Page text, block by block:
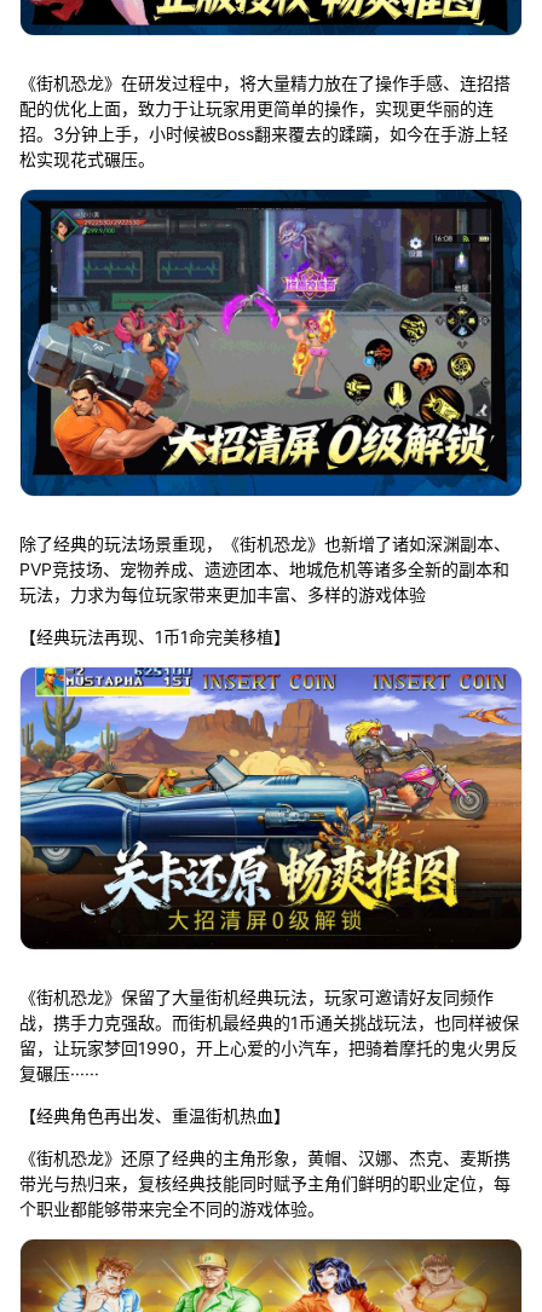
《街机恐龙》在研发过程中，将大量精力放在了操作手感、连招搭
配的优化上面，致力于让玩家用更简单的操作，实现更华丽的连
招。3分钟上手，小时候被Boss翻来覆去的蹂躏，如今在手游上轻
松实现花式碾压。
除了经典的玩法场景重现，《街机恐龙》也新增了诸如深渊副本、
PVP竞技场、宠物养成、遗迹团本、地城危机等诸多全新的副本和
玩法，力求为每位玩家带来更加丰富、多样的游戏体验
【经典玩法再现、1币1命完美移植】
《街机恐龙》保留了大量街机经典玩法，玩家可邀请好友同频作
战，携手力克强敌。而街机最经典的1币通关挑战玩法，也同样被保
留，让玩家梦回1990，开上心爱的小汽车，把骑着摩托的鬼火男反
复碾压······
【经典角色再出发、重温街机热血】
《街机恐龙》还原了经典的主角形象，黄帽、汉娜、杰克、麦斯携
带光与热归来，复核经典技能同时赋予主角们鲜明的职业定位，每
个职业都能够带来完全不同的游戏体验。